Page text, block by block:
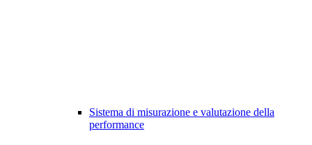
Sistema di misurazione e valutazione della
performance